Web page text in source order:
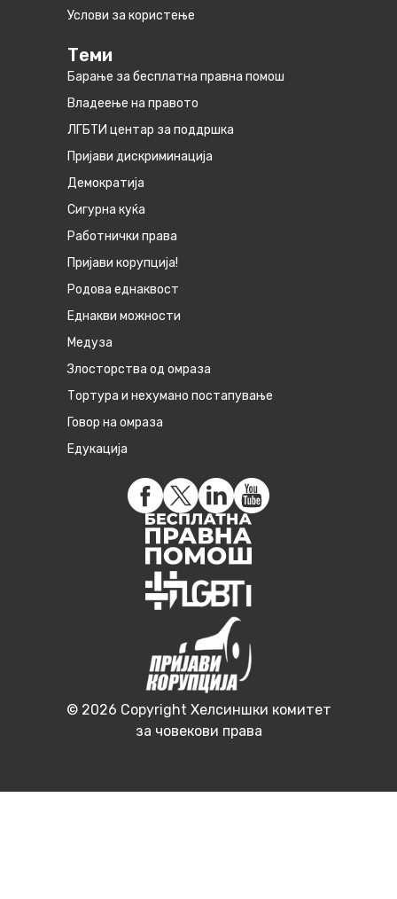
Услови за користење
Теми
Барање за бесплатна правна помош
Владеење на правото
ЛГБТИ центар за поддршка
Пријави дискриминација
Демократија
Сигурна куќа
Работнички права
Пријави корупција!
Родова еднаквост
Eднакви можности
Медуза
Злосторства од омраза
Тортура и нехумано постапување
Говор на омраза
Едукација
© 2026 Copyright Хелсиншки комитет
за човекови права